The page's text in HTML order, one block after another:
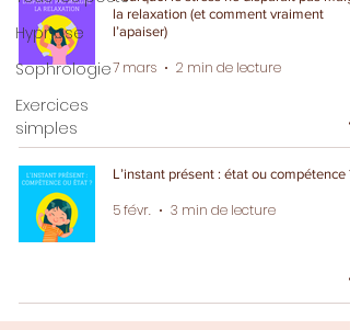
Hypnose
Sophrologie
Exercices
simples
la relaxation (et comment vraiment
l’apaiser)
7 mars 2 min de lecture
L’instant présent : état ou compétence ?
5 févr. 3 min de lecture